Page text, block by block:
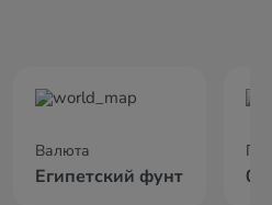
Валюта
Египетский фунт